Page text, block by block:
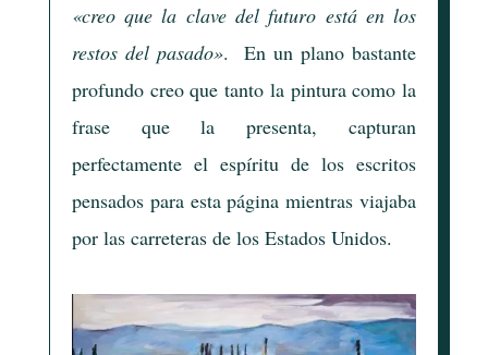
«creo que la clave del futuro está en los
restos del pasado». En un plano bastante
profundo creo que tanto la pintura como la
frase que la presenta, capturan
perfectamente el espíritu de los escritos
pensados para esta página mientras viajaba
por las carreteras de los Estados Unidos.